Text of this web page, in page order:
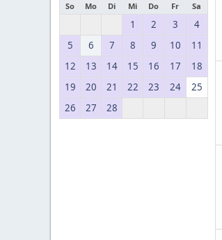
So Mo Di Mi Do Fr Sa
1 2 3
4
5
6 7 8 9 10
11
12
13 14 15 16 17
18
19
20 21 22 23 24
25
26
27 28